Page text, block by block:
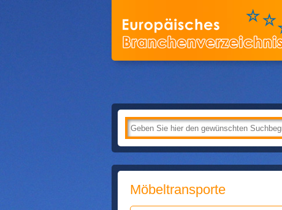
Möbeltransporte